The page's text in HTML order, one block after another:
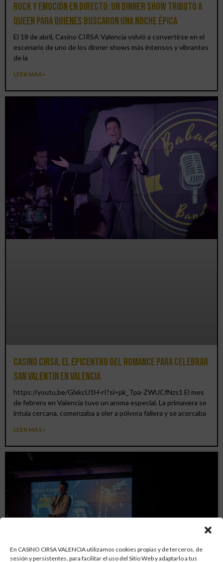
En CASINO CIRSA VALENCIA utilizamos cookies propias y de terceros, de
sesión y persistentes, para facilitar el uso del Sitio Web y adaptarlo a tus
Rock y emoción en directo: un Dinner Show Tributo a
Queen para quienes buscaron una noche épica
El 18 de abril, Casino CIRSA Valencia volvió a convertirse en el
escenario de uno de los dinner shows más intensos y vibrantes
de la
LEER MÁS »
Casino CIRSA, el epicentro del romance para celebrar
San Valentín en Valencia
https://youtu.be/GlxkcU1H-rI?si=pk_Tpa-ZWUCfNzs1 El mes
de febrero en Valencia tuvo un aroma especial. La primavera se
intuía cercana, comenzaba a oler a pólvora fallera y se acercaba
LEER MÁS »